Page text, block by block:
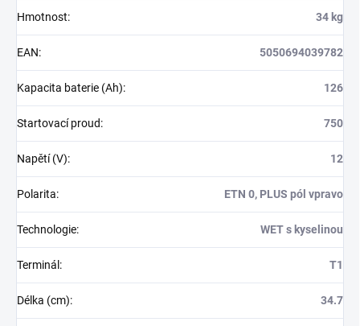
Hmotnost: 34 kg
EAN: 5050694039782
Kapacita baterie (Ah): 126
Startovací proud: 750
Napětí (V): 12
Polarita: ETN 0, PLUS pól vpravo
Technologie: WET s kyselinou
Terminál : T1
Délka (cm): 34.7